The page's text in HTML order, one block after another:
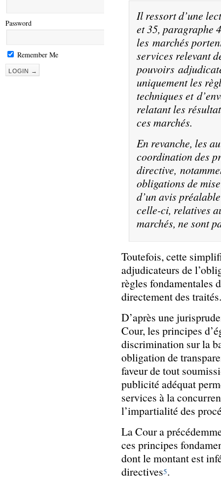
Il ressort d’une
et 35, paragraphe
les marchés
services relevant
pouvoirs
uniquement les
techniques et
relatant les
ces marchés.
En revanche, les
coordination des
directive,
obligations de
d’un avis
celle-ci, relatives
marchés, ne sont
Toutefois, cette
adjudicateurs de
règles fondamentales
directement des traités.
D’après une
Cour, les principes
discrimination sur la
obligation de
faveur de tout
publicité adéquat
services à la
l’impartialité des
La Cour a
ces principes
dont le montant est
directives5.
Password
Remember Me